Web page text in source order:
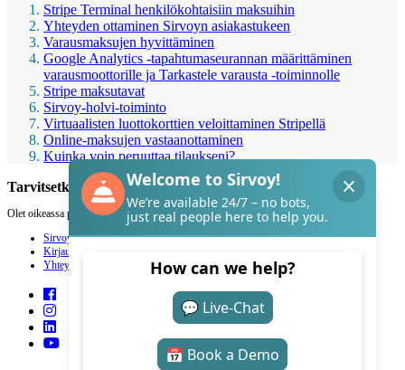
Stripe Terminal henkilökohtaisiin maksuihin
Yhteyden ottaminen Sirvoyn asiakastukeen
Varausmaksujen hyvittäminen
Google Analytics -tapahtumaseurannan määrittäminen
varausmoottorille ja Tarkastele varausta -toiminnolle
Stripe maksutavat
Sirvoy-holvi-toiminto
Virtuaalisten luottokorttien veloittaminen Stripellä
Online-maksujen vastaanottaminen
Kuinka voin peruuttaa tilaukseni?
Tarvitsetko apua Sirvoyn kanssa?
Olet oikeassa paikassa.
Sirvoy
Kirjaudu
Yhteystiedot